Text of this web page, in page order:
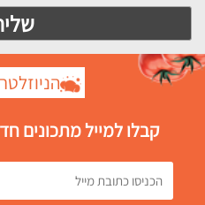
קבלו למייל מתכונים